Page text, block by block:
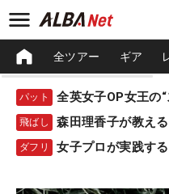
全ツアー ギア
パット 全英女子OP女王の
飛ばし 森田理香子が教え
ダフリ 女子プロが実践す